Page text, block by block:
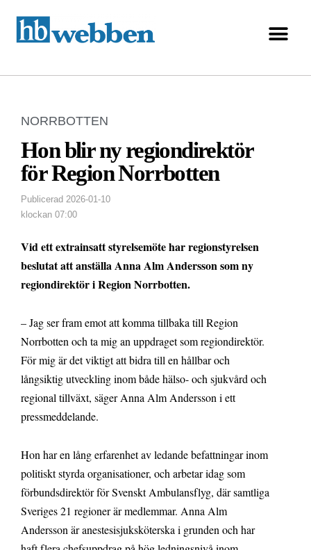
NORRBOTTEN
Hon blir ny regiondirektör
för Region Norrbotten
Publicerad 2026-01-10
klockan 07:00
Vid ett extrainsatt styrelsemöte har regionstyrelsen
beslutat att anställa Anna Alm Andersson som ny
regiondirektör i Region Norrbotten.
– Jag ser fram emot att komma tillbaka till Region
Norrbotten och ta mig an uppdraget som regiondirektör.
För mig är det viktigt att bidra till en hållbar och
långsiktig utveckling inom både hälso- och sjukvård och
regional tillväxt, säger Anna Alm Andersson i ett
pressmeddelande.
Hon har en lång erfarenhet av ledande befattningar inom
politiskt styrda organisationer, och arbetar idag som
förbundsdirektör för Svenskt Ambulansflyg, där samtliga
Sveriges 21 regioner är medlemmar. Anna Alm
Andersson är anestesisjuksköterska i grunden och har